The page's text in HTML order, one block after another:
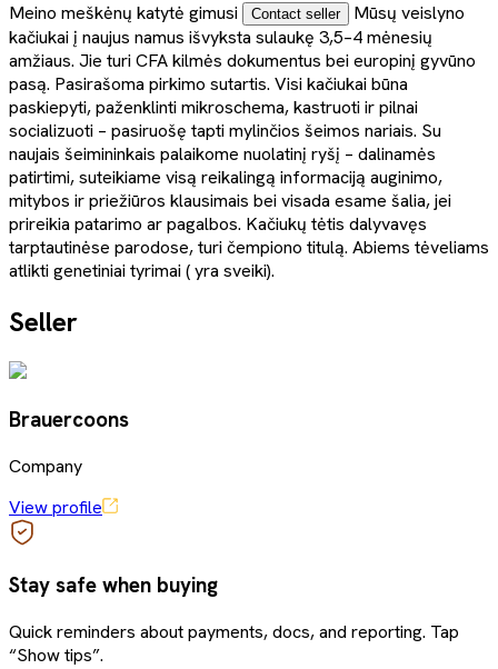
Meino meškėnų katytė gimusi Contact seller
Mūsų veislyno
kačiukai į naujus namus išvyksta sulaukę 3,5–4 mėnesių
amžiaus. Jie turi CFA kilmės dokumentus bei europinį gyvūno
pasą. Pasirašoma pirkimo sutartis. Visi kačiukai būna
paskiepyti, paženklinti mikroschema, kastruoti ir pilnai
socializuoti – pasiruošę tapti mylinčios šeimos nariais. Su
naujais šeimininkais palaikome nuolatinį ryšį – dalinamės
patirtimi, suteikiame visą reikalingą informaciją auginimo,
mitybos ir priežiūros klausimais bei visada esame šalia, jei
prireikia patarimo ar pagalbos. Kačiukų tėtis dalyvavęs
tarptautinėse parodose, turi čempiono titulą. Abiems tėveliams
atlikti genetiniai tyrimai ( yra sveiki).
Seller
Brauercoons
Company
View profile
Stay safe when buying
Quick reminders about payments, docs, and reporting. Tap
“Show tips”.